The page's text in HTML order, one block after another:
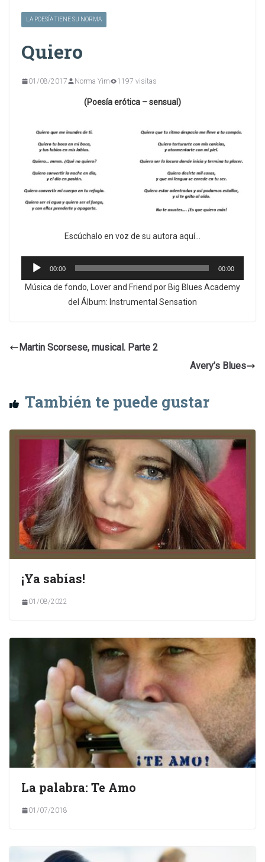
LA POESÍA TIENE SU NORMA
Quiero
01/08/2017 Norma Yim 1197 visitas
(Poesía erótica – sensual)
Escúchalo en voz de su autora aquí…
Reproductor
de
00:00 00:00
Música de fondo, Lover and Friend por Big Blues Academy
del Álbum: Instrumental Sensation
Martin Scorsese, musical. Parte 2
Avery’s Blues
También te puede gustar
¡Ya sabías!
01/08/2022
La palabra: Te Amo
01/07/2018